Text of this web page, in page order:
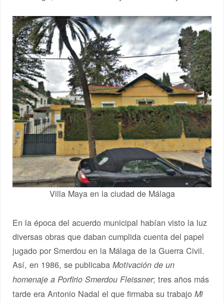
Villa Maya en la ciudad de Málaga
En la época del acuerdo municipal habían visto la luz
diversas obras que daban cumplida cuenta del papel
jugado por Smerdou en la Málaga de la Guerra Civil.
Así, en 1986, se publicabaMotivación de un
homenaje a Porfirio Smerdou Fleissner; tres años más
tarde era Antonio Nadal el que firmaba su trabajoMi